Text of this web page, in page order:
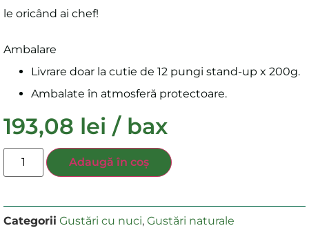
le oricând ai chef!
Ambalare
Livrare doar la cutie de 12 pungi stand-up x 200g.
Ambalate în atmosferă protectoare.
193,08 lei / bax
Adaugă în coș
Categorii Gustări cu nuci, Gustări naturale